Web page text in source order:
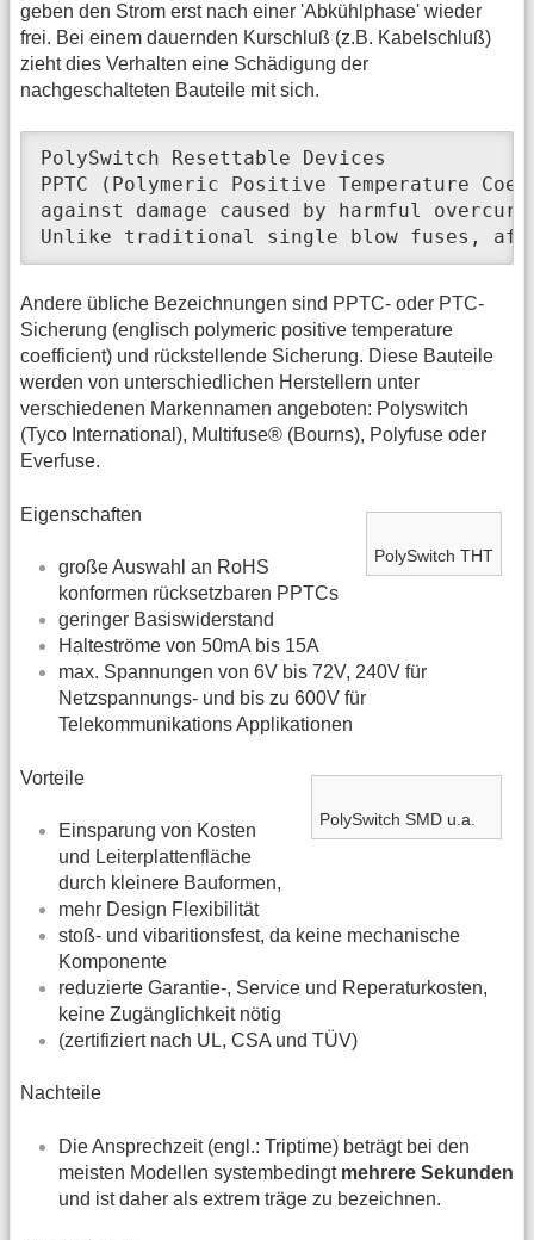
geben den Strom erst nach einer 'Abkühlphase' wieder
frei. Bei einem dauernden Kurschluß (z.B. Kabelschluß)
zieht dies Verhalten eine Schädigung der
nachgeschalteten Bauteile mit sich.
PolySwitch Resettable Devices
PPTC (Polymeric Positive Temperature
against damage caused by harmful
Unlike traditional single blow fuses,
Andere übliche Bezeichnungen sind PPTC- oder PTC-
Sicherung (englisch polymeric positive temperature
coefficient) und rückstellende Sicherung. Diese Bauteile
werden von unterschiedlichen Herstellern unter
verschiedenen Markennamen angeboten: Polyswitch
(Tyco International), Multifuse® (Bourns), Polyfuse oder
Everfuse.
PolySwitch THT
Eigenschaften
große Auswahl an RoHS
konformen rücksetzbaren PPTCs
geringer Basiswiderstand
Halteströme von 50mA bis 15A
max. Spannungen von 6V bis 72V, 240V für
Netzspannungs- und bis zu 600V für
Telekommunikations Applikationen
PolySwitch SMD u.a.
Vorteile
Einsparung von Kosten
und Leiterplattenfläche
durch kleinere Bauformen,
mehr Design Flexibilität
stoß- und vibaritionsfest, da keine mechanische
Komponente
reduzierte Garantie-, Service und Reperaturkosten,
keine Zugänglichkeit nötig
(zertifiziert nach UL, CSA und TÜV)
Nachteile
Die Ansprechzeit (engl.: Triptime) beträgt bei den
meisten Modellen systembedingt mehrere Sekunden
und ist daher als extrem träge zu bezeichnen.